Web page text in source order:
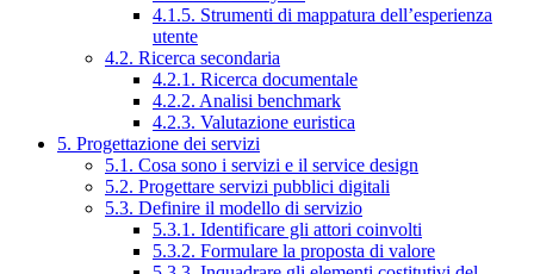
4.1.5. Strumenti di mappatura dell’esperienza
utente
4.2. Ricerca secondaria
4.2.1. Ricerca documentale
4.2.2. Analisi benchmark
4.2.3. Valutazione euristica
5. Progettazione dei servizi
5.1. Cosa sono i servizi e il service design
5.2. Progettare servizi pubblici digitali
5.3. Definire il modello di servizio
5.3.1. Identificare gli attori coinvolti
5.3.2. Formulare la proposta di valore